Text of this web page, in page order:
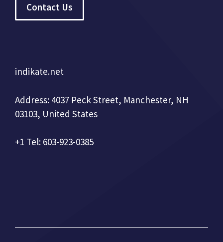
Contact Us
indikate.net
Address: 4037 Peck Street, Manchester, NH
03103, United States
+1 Tel: 603-923-0385